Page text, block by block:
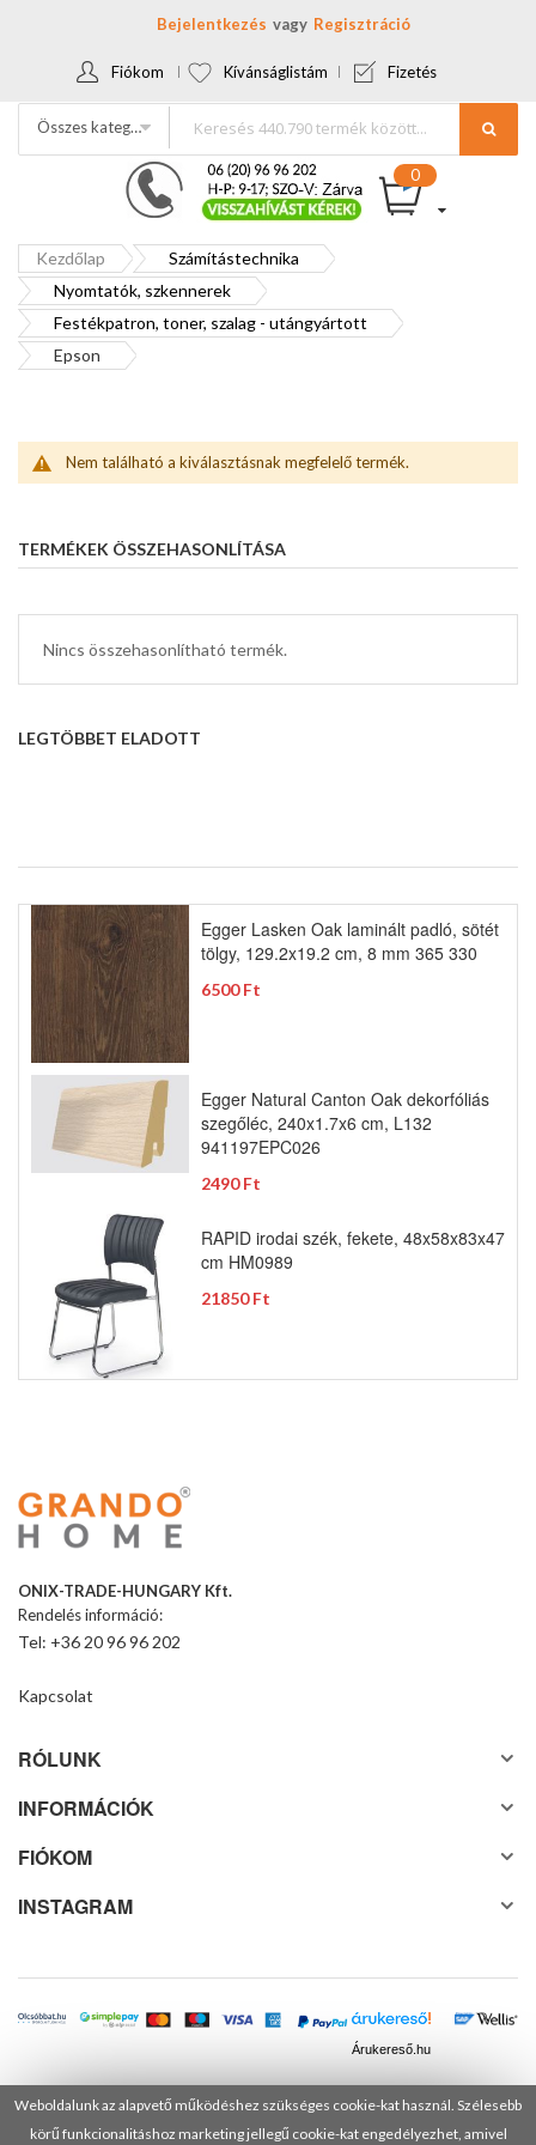
Weboldalunk az alapvető működéshez szükséges cookie-kat használ. Szélesebb
körű funkcionalitáshoz marketing jellegű cookie-kat engedélyezhet, amivel
Bejelentkezés Regisztráció
Fiókom Kívánságlistám Fizetés
Összes kategória
Kezdőlap
Számítástechnika
Nyomtatók, szkennerek
Festékpatron, toner, szalag - utángyártott
Epson
Nem található a kiválasztásnak megfelelő termék.
TERMÉKEK ÖSSZEHASONLÍTÁSA
Nincs összehasonlítható termék.
LEGTÖBBET ELADOTT
Egger Lasken Oak laminált padló, sötét
tölgy, 129.2x19.2 cm, 8 mm 365 330
6500 Ft
Egger Natural Canton Oak dekorfóliás
szegőléc, 240x1.7x6 cm, L132
941197EPC026
2490 Ft
RAPID irodai szék, fekete, 48x58x83x47
cm HM0989
21850 Ft
ONIX-TRADE-HUNGARY Kft.
Rendelés információ:
Tel: +36 20 96 96 202
Kapcsolat
RÓLUNK
INFORMÁCIÓK
FIÓKOM
INSTAGRAM
Árukereső.hu